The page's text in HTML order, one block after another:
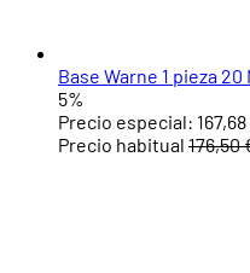
Base Warne 1 pieza
5%
Precio especial:
Precio habitual 176,50